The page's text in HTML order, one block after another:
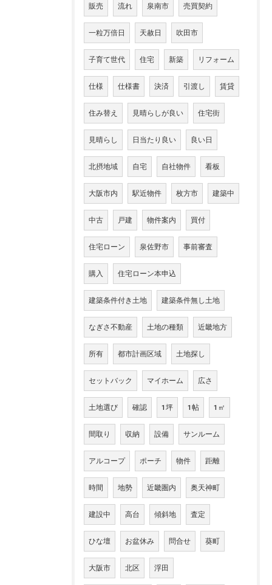
販売 流れ 泉南市 売買契約
一粒万倍日 天赦日 吹田市
子育て世代 住宅 新築 リフォーム
仕様 仕様書 決済 引渡し 賃貸
住み替え 見晴らしが良い 住宅街
見晴らし 日当たり良い 良い日
北摂地域 自宅 自社物件 看板
大阪市内 駅近物件 枚方市 建築中
中古 戸建 物件案内 買付
住宅ローン 泉佐野市 事前審査
購入 住宅ローン本申込
建築条件付き土地 建築条件無し土地
なぎさ不動産 土地の種類 近畿地方
所有 都市計画区域 土地探し
セットバック マイホーム 広さ
土地選び 確認 1坪 1帖 1㎡
間取り 収納 設備 サンルーム
アルコープ ポーチ 物件 距離
時間 地勢 近畿圏内 奥天神町
建設中 高台 傾斜地 査定
ひな壇 お盆休み 問合せ 葵町
大阪市 北区 浮田